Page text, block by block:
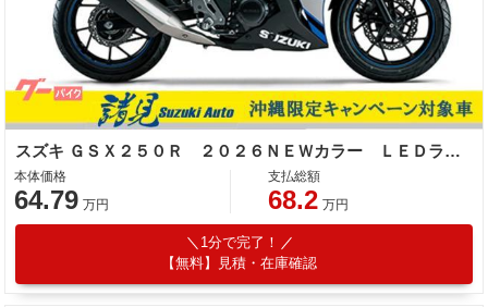
スズキ ＧＳＸ２５０Ｒ ２０２６ＮＥＷカラー ＬＥＤライト 多機能インストゥルメントパネル
本体価格
64.79 万円
支払総額
68.2 万円
1分で完了！
【無料】見積・在庫確認